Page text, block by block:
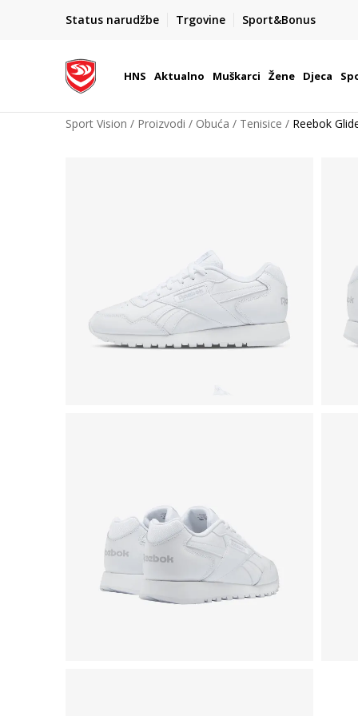
Status narudžbe Trgovine Sport&Bonus
BOX NOW
Dostava 1,50 €
| Više od 800 paketomata u
HNS Aktualno Muškarci Žene Djeca
Sport Vision Proizvodi Obuća Tenisice Reebok